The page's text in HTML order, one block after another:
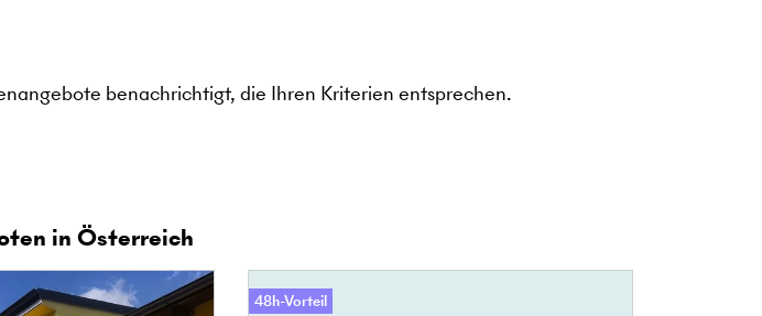
benachrichtigt, die Ihren Kriterien entsprechen.
in Österreich
48h-Vorteil